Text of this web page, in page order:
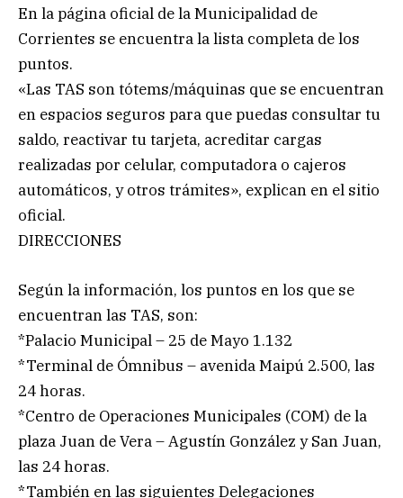
En la página oficial de la Municipalidad de
Corrientes se encuentra la lista completa de los
puntos.
«Las TAS son tótems/máquinas que se encuentran
en espacios seguros para que puedas consultar tu
saldo, reactivar tu tarjeta, acreditar cargas
realizadas por celular, computadora o cajeros
automáticos, y otros trámites», explican en el sitio
oficial.
DIRECCIONES
Según la información, los puntos en los que se
encuentran las TAS, son:
*Palacio Municipal – 25 de Mayo 1.132
*Terminal de Ómnibus – avenida Maipú 2.500, las
24 horas.
*Centro de Operaciones Municipales (COM) de la
plaza Juan de Vera – Agustín González y San Juan,
las 24 horas.
*También en las siguientes Delegaciones